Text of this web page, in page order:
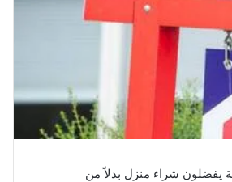
يفضلون شراء منزل بدلاً من